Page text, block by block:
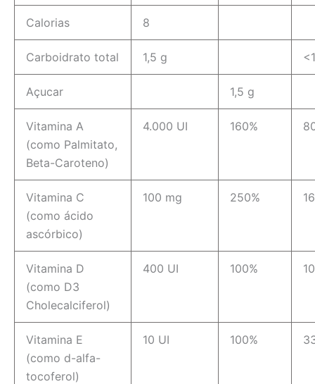
Calorias 8
Carboidrato total 1,5 g
Açucar 1,5 g
Vitamina A
(como Palmitato,
Beta-Caroteno)
4.000 UI 160%
Vitamina C
(como ácido
ascórbico)
100 mg 250%
Vitamina D
(como D3
Cholecalciferol)
400 UI 100%
Vitamina E
(como d-alfa-
tocoferol)
10 UI 100%